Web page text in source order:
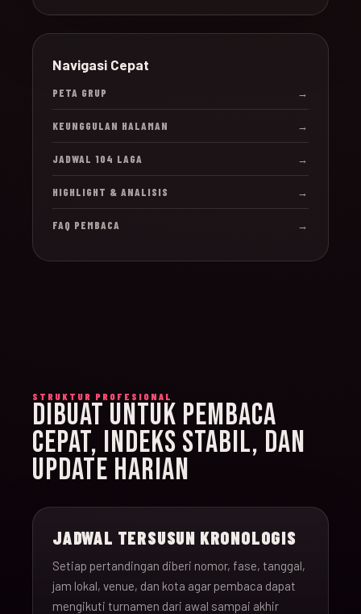
Navigasi Cepat
PETA GRUP →
KEUNGGULAN HALAMAN →
JADWAL 104 LAGA →
HIGHLIGHT & ANALISIS →
FAQ PEMBACA →
STRUKTUR PROFESIONAL
DIBUAT UNTUK PEMBACA
CEPAT, INDEKS STABIL, DAN
UPDATE HARIAN
JADWAL TERSUSUN KRONOLOGIS
Setiap pertandingan diberi nomor, fase, tanggal,
jam lokal, venue, dan kota agar pembaca dapat
mengikuti turnamen dari awal sampai akhir